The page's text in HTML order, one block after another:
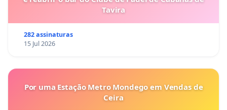
Tavira
282 assinaturas
15 Jul 2026
Por uma Estação Metro Mondego em Vendas de
Ceira